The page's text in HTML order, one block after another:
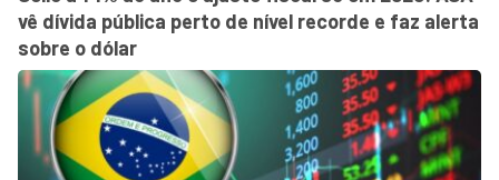
vê dívida pública perto de nível recorde e faz alerta
sobre o dólar